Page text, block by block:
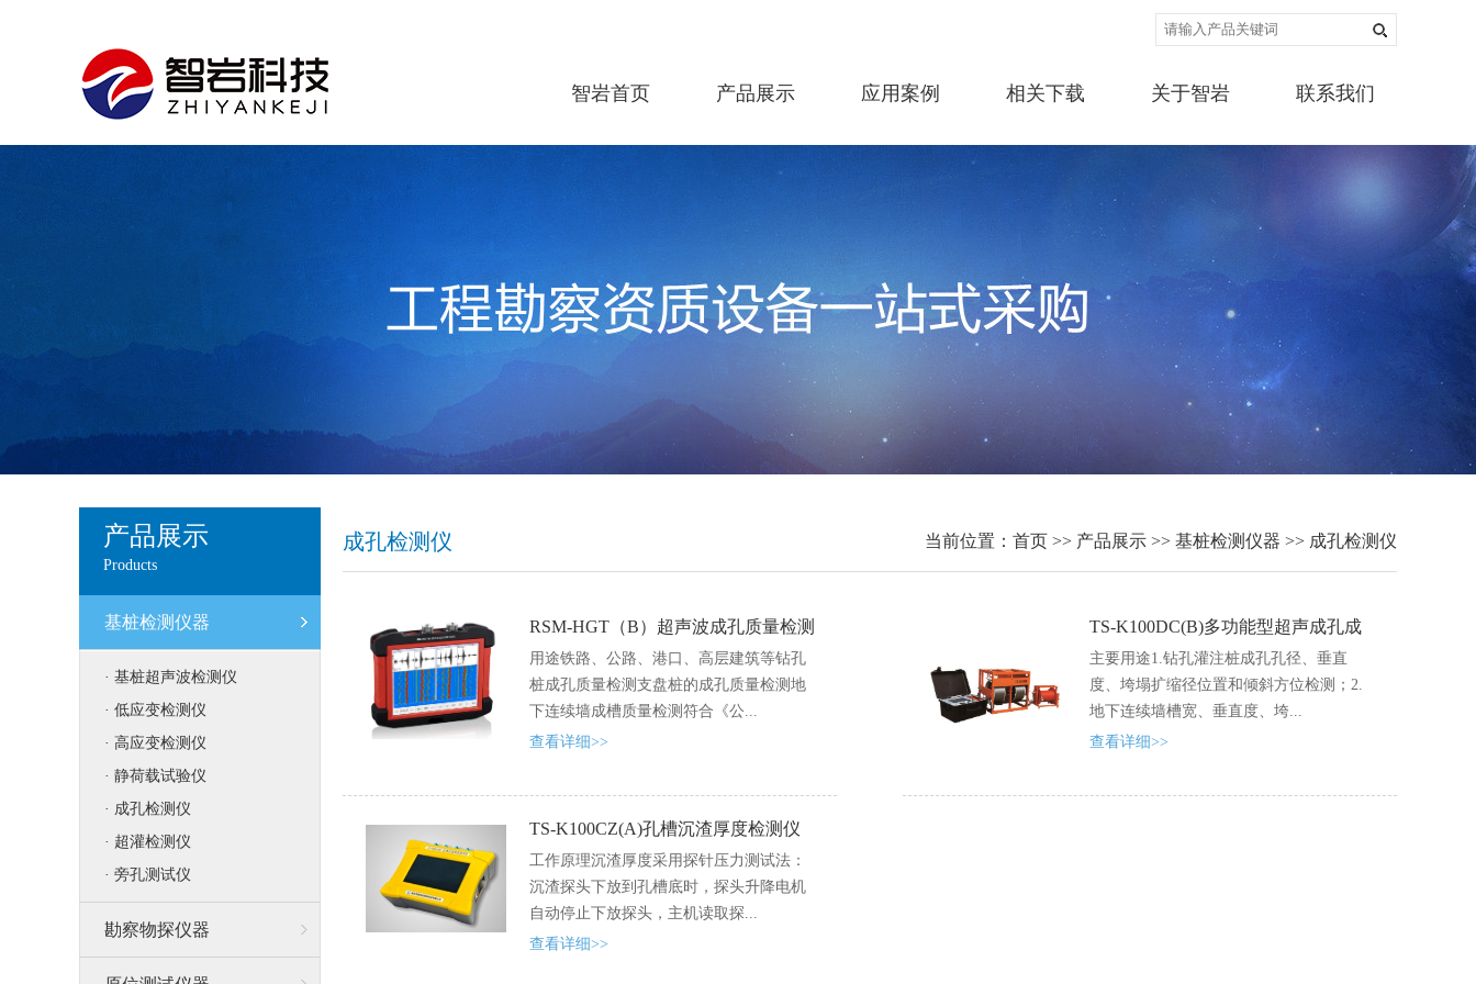
智岩首页 产品展示 应用案例 相关下载 关于智岩 联系我们
产品展示
Products
基桩检测仪器
· 基桩超声波检测仪
· 低应变检测仪
· 高应变检测仪
· 静荷载试验仪
· 成孔检测仪
· 超灌检测仪
· 旁孔测试仪
勘察物探仪器
当前位置： 首页 >> 产品展示 >> 基桩检测仪器 >> 成孔检测仪
成孔检测仪
RSM-HGT（B）超声波成孔质量检测
仪
用途铁路、公路、港口、高层建筑等钻孔
桩成孔质量检测支盘桩的成孔质量检测地
下连续墙成槽质量检测符合《公...
查看详细>>
TS-K100DC(B)多功能型超声成孔成
槽检测仪
主要用途1.钻孔灌注桩成孔孔径、垂直
度、垮塌扩缩径位置和倾斜方位检测；2.
地下连续墙槽宽、垂直度、垮...
查看详细>>
TS-K100CZ(A)孔槽沉渣厚度检测仪
工作原理沉渣厚度采用探针压力测试法：
沉渣探头下放到孔槽底时，探头升降电机
自动停止下放探头，主机读取探...
查看详细>>